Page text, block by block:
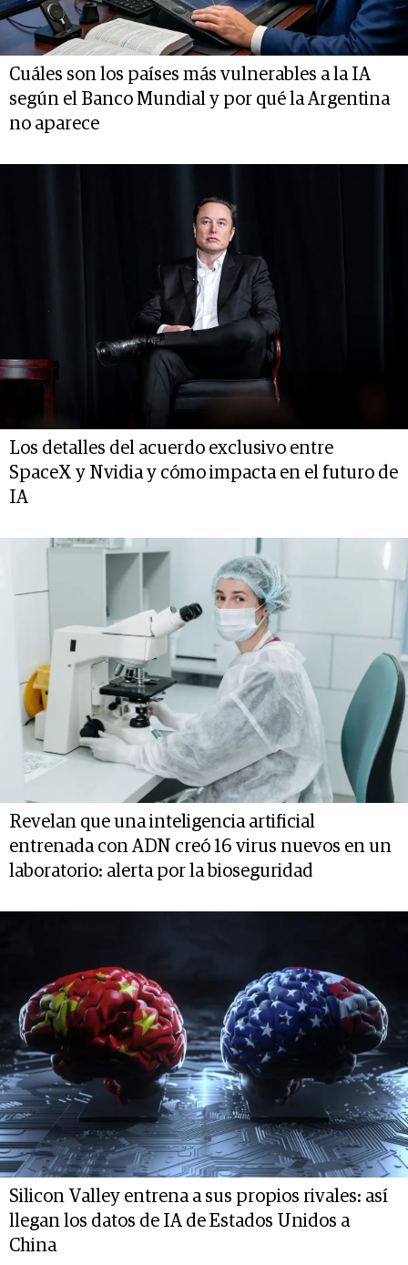
Cuáles son los países más vulnerables a la IA
según el Banco Mundial y por qué la Argentina
no aparece
Los detalles del acuerdo exclusivo entre
SpaceX y Nvidia y cómo impacta en el futuro de
IA
Revelan que una inteligencia artificial
entrenada con ADN creó 16 virus nuevos en un
laboratorio: alerta por la bioseguridad
Silicon Valley entrena a sus propios rivales: así
llegan los datos de IA de Estados Unidos a
China